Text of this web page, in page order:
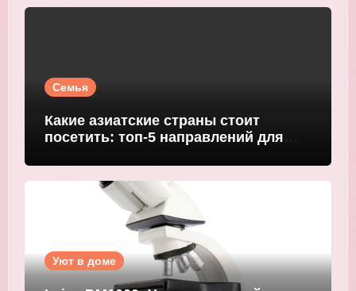
Семья
Какие азиатские страны стоит
посетить: топ-5 направлений для
Уют в доме